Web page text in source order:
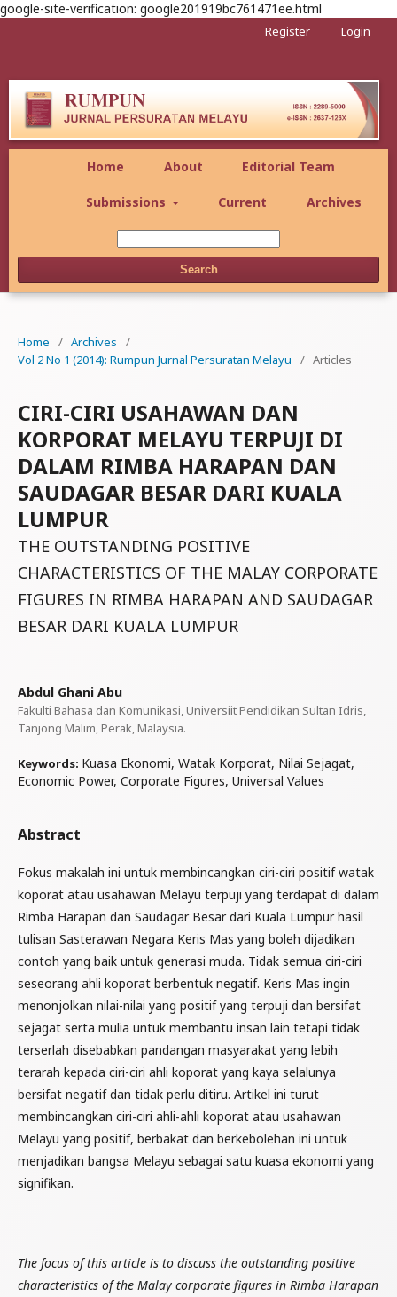
google-site-verification: google201919bc761471ee.html
Home About Editorial Team
Submissions Current Archives
Search
Register Login
Home / Archives
/
Vol 2 No 1 (2014): Rumpun Jurnal Persuratan Melayu
/ Articles
CIRI-CIRI USAHAWAN DAN
KORPORAT MELAYU TERPUJI DI
DALAM RIMBA HARAPAN DAN
SAUDAGAR BESAR DARI KUALA
LUMPUR
THE OUTSTANDING POSITIVE
CHARACTERISTICS OF THE MALAY CORPORATE
FIGURES IN RIMBA HARAPAN AND SAUDAGAR
BESAR DARI KUALA LUMPUR
Abdul Ghani Abu
Fakulti Bahasa dan Komunikasi, Universiit Pendidikan Sultan Idris,
Tanjong Malim, Perak, Malaysia.
Keywords: Kuasa Ekonomi, Watak Korporat, Nilai Sejagat,
Economic Power, Corporate Figures, Universal Values
Abstract
Fokus makalah ini untuk membincangkan ciri-ciri positif watak
koporat atau usahawan Melayu terpuji yang terdapat di dalam
Rimba Harapan dan Saudagar Besar dari Kuala Lumpur hasil
tulisan Sasterawan Negara Keris Mas yang boleh dijadikan
contoh yang baik untuk generasi muda. Tidak semua ciri-ciri
seseorang ahli koporat berbentuk negatif. Keris Mas ingin
menonjolkan nilai-nilai yang positif yang terpuji dan bersifat
sejagat serta mulia untuk membantu insan lain tetapi tidak
terserlah disebabkan pandangan masyarakat yang lebih
terarah kepada ciri-ciri ahli koporat yang kaya selalunya
bersifat negatif dan tidak perlu ditiru. Artikel ini turut
membincangkan ciri-ciri ahli-ahli koporat atau usahawan
Melayu yang positif, berbakat dan berkebolehan ini untuk
menjadikan bangsa Melayu sebagai satu kuasa ekonomi yang
signifikan.
The focus of this article is to discuss the outstanding positive
characteristics of the Malay corporate figures in Rimba Harapan